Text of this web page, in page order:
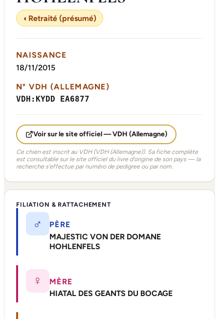
◐ Retraité (présumé)
NAISSANCE
18/11/2015
N° VDH (ALLEMAGNE)
VDH:KYDD EA6877
Voir sur le site officiel — VDH (Allemagne)
Ce chien est inscrit au VDH (VDH (Allemagne)). Sa fiche complète
est consultable sur le site officiel du livre d'origine de son pays — la
recherche s'effectue par numéro de pedigree ou par nom.
FILIATION & RATTACHEMENT
♂
PÈRE
MAJESTIC VON DER DOMANE
HOHLENFELS
♀
MÈRE
HIATAL DES GEANTS DU BOCAGE